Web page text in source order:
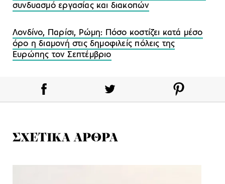
συνδυασμό εργασίας και διακοπών
Λονδίνο, Παρίσι, Ρώμη: Πόσο κοστίζει κατά μέσο
όρο η διαμονή στις δημοφιλείς πόλεις της
Ευρώπης τον Σεπτέμβριο
ΣΧΕΤΙΚΑ ΑΡΘΡΑ